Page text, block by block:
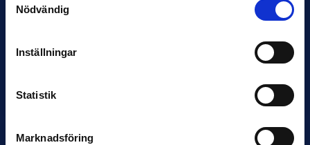
Nödvändig
Inställningar
Statistik
Marknadsföring
7 AUGUSTI
Rösta på Månadens Spelare & Tränare i
IK Sirius fortsätter att sätta tonen i Allsvenskan med sin
till…